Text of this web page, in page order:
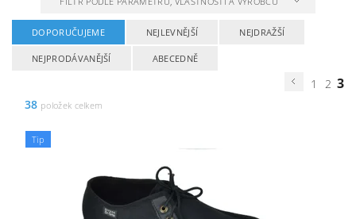
DOPORUČUJEME NEJLEVNĚJŠÍ NEJDRAŽŠÍ
NEJPRODÁVANĚJŠÍ ABECEDNĚ
1 2 3
38 položek celkem
Tip